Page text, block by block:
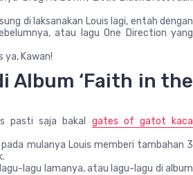
di laksanakan Louis lagi, entah dengan
atau lagu One Direction yang
ya, Kawan!
Album ‘Faith in the
pasti saja bakal gates of gatot kaca
mulanya Louis memberi tambahan 3
lagu lamanya, atau lagu-lagu di album